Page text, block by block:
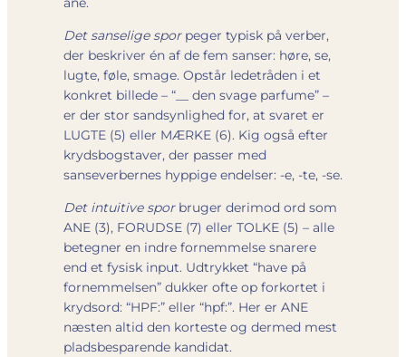
Det sanselige sporpeger typisk på verber,
der beskriver én af de fem sanser: høre, se,
lugte, føle, smage. Opstår ledetråden i et
konkret billede – “ __ den svage parfume” –
er der stor sandsynlighed for, at svaret er
LUGTE (5) eller MÆRKE (6). Kig også efter
krydsbogstaver, der passer med
sanseverbernes hyppige endelser: -e, -te, -se.
Det intuitive sporbruger derimod ord som
ANE (3), FORUDSE (7) eller TOLKE (5) – alle
betegner en indre fornemmelse snarere
end et fysisk input. Udtrykket “have på
fornemmelsen” dukker ofte op forkortet i
krydsord: “HPF:” eller “hpf:”. Her er ANE
næsten altid den korteste og dermed mest
pladsbesparende kandidat.